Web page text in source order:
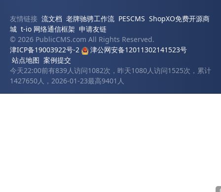
友情链接 流文档 老牌驰骋工作流 PESCMS ShopXO免费开源商
城 t-io 网络通信框架 申请友链
© 2026 PublicCMS.com All Rights Reserved.
津ICP备19003922号-2
津公网安备12011302141523号
站点地图 案例提交
今天22:00前有839人访问1082次，昨天1080人访问1525次，累计
1427650人，2026-01-23最高9401人